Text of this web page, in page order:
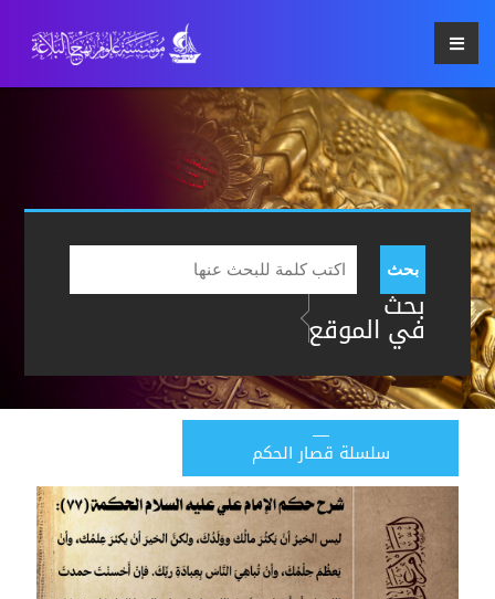
بحث
بحث
في الموقع
سلسلة قصار الحكم